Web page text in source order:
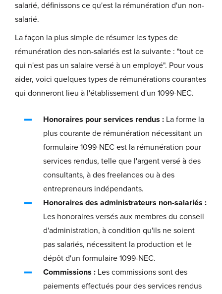
salarié, définissons ce qu'est la rémunération d'un non-
salarié.
La façon la plus simple de résumer les types de
rémunération des non-salariés est la suivante : "tout ce
qui n'est pas un salaire versé à un employé". Pour vous
aider, voici quelques types de rémunérations courantes
qui donneront lieu à l'établissement d'un 1099-NEC.
Honoraires pour services rendus : La forme la
plus courante de rémunération nécessitant un
formulaire 1099-NEC est la rémunération pour
services rendus, telle que l'argent versé à des
consultants, à des freelances ou à des
entrepreneurs indépendants.
Honoraires des administrateurs non-salariés :
Les honoraires versés aux membres du conseil
d'administration, à condition qu'ils ne soient
pas salariés, nécessitent la production et le
dépôt d'un formulaire 1099-NEC.
Commissions : Les commissions sont des
paiements effectués pour des services rendus